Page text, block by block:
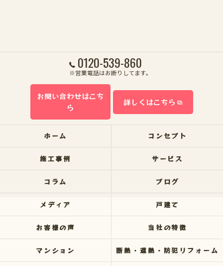
0120-539-860
※営業電話はお断りしてます。
お問い合わせはこち
ら
詳しくはこちら
ホーム コンセプト
施工事例 サービス
コラム ブログ
メディア 戸建て
お客様の声 当社の特徴
マンション 断熱・遮熱・防犯リフォーム